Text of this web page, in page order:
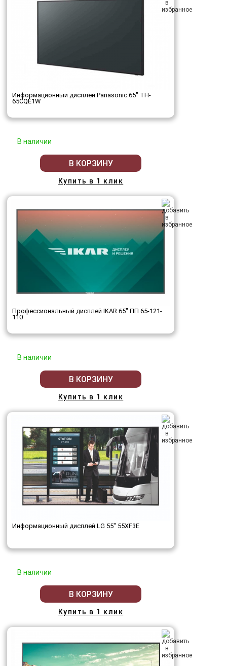
Информационный дисплей Panasonic 65" TH-
65CQE1W
В наличии
В КОРЗИНУ
Купить в 1 клик
Профессиональный дисплей IKAR 65" ПП 65-121-
110
В наличии
В КОРЗИНУ
Купить в 1 клик
Информационный дисплей LG 55" 55XF3E
В наличии
В КОРЗИНУ
Купить в 1 клик